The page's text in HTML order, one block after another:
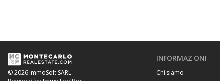
© 2026 ImmoSoft SARL
INFORMAZIONI
Chi siamo